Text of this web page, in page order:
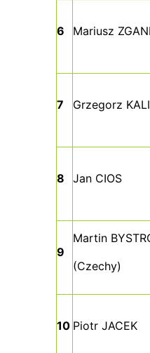
6 Mariusz
7 Grzegorz
8 Jan CIOS
9
Martin
(Czechy)
10 Piotr JACEK